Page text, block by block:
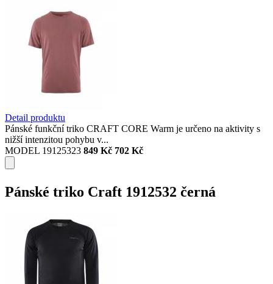
Detail produktu
Pánské funkční triko CRAFT CORE Warm je určeno na aktivity s
nižší intenzitou pohybu v...
MODEL 19125323 849 Kč 702 Kč
Pánské triko Craft 1912532 černá